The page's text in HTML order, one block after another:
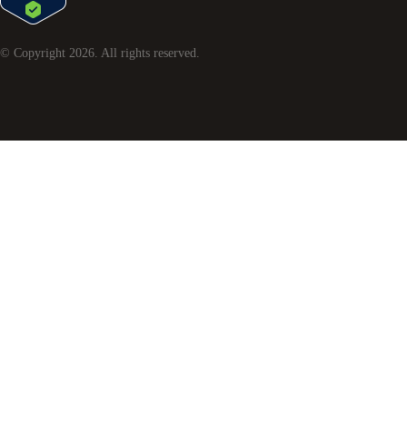
© Copyright 2026 . All rights reserved.